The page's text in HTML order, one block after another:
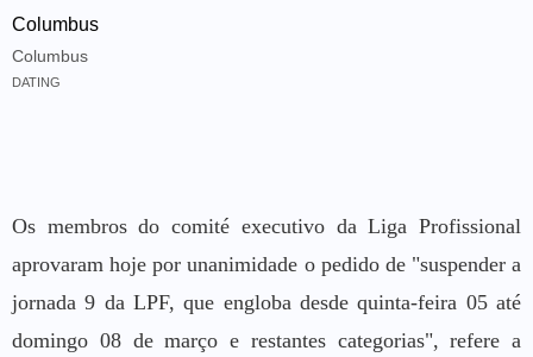
Columbus
Columbus
DATING
Os membros do comité executivo da Liga Profissional
aprovaram hoje por unanimidade o pedido de "suspender a
jornada 9 da LPF, que engloba desde quinta-feira 05 até
domingo 08 de março e restantes categorias", refere a